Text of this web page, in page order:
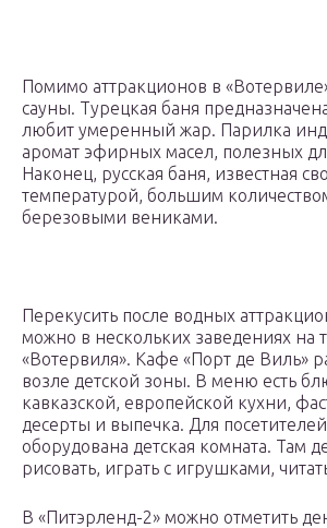
Помимо аттракционов в
сауны. Турецкая баня
любит умеренный жар. Парилка
аромат эфирных масел, полезных
Наконец, русская баня, известная
температурой, большим
березовыми вениками.
Перекусить после водных
можно в нескольких заведениях на
«Вотервиля». Кафе «Порт де Виль»
возле детской зоны. В меню есть
кавказской, европейской кухни,
десерты и выпечка. Для
оборудована детская комната. Там
рисовать, играть с игрушками,
В «Питэрленд-2» можно отметить